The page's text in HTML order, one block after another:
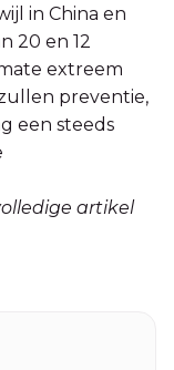
in China en
20 en 12
extreem
preventie,
een steeds
artikel